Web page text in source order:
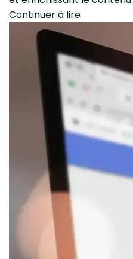
Continuer à lire